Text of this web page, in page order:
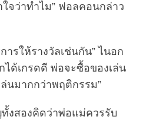
จว่าทำไม” ฟอลคอนกล่าว
ารให้รางวัลเช่นกัน” ไนอก
ได้เกรดดี พ่อจะซื้อของเล่น
นมากกว่าพฤติกรรม”
งสองคิดว่าพ่อแม่ควรรับ